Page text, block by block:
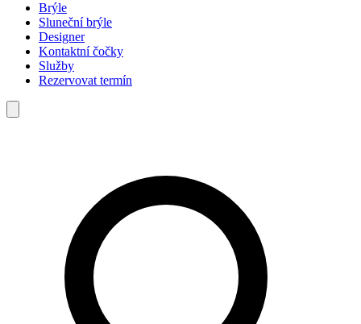
Brýle
Sluneční brýle
Designer
Kontaktní čočky
Služby
Rezervovat termín